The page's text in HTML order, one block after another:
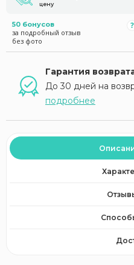
цену
50 бонусов
за подробный отзыв
без фото
Гарантия
До 30 дней на
подробнее